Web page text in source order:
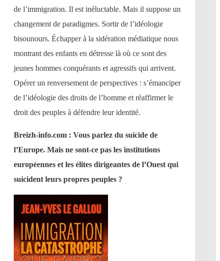
de l’immigration. Il est inéluctable. Mais il suppose un
changement de paradigmes. Sortir de l’idéologie
bisounours. Échapper à la sidération médiatique nous
montrant des enfants en détresse là où ce sont des
jeunes hommes conquérants et agressifs qui arrivent.
Opérer un renversement de perspectives : s’émanciper
de l’idéologie des droits de l’homme et réaffirmer le
droit des peuples à défendre leur identité.
Breizh-info.com : Vous parlez du suicide de
l’Europe. Mais ne sont-ce pas les institutions
européennes et les élites dirigeantes de l’Ouest qui
suicident leurs propres peuples ?